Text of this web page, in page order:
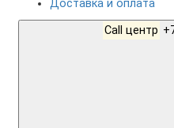
Доставка и оплата
Call центр